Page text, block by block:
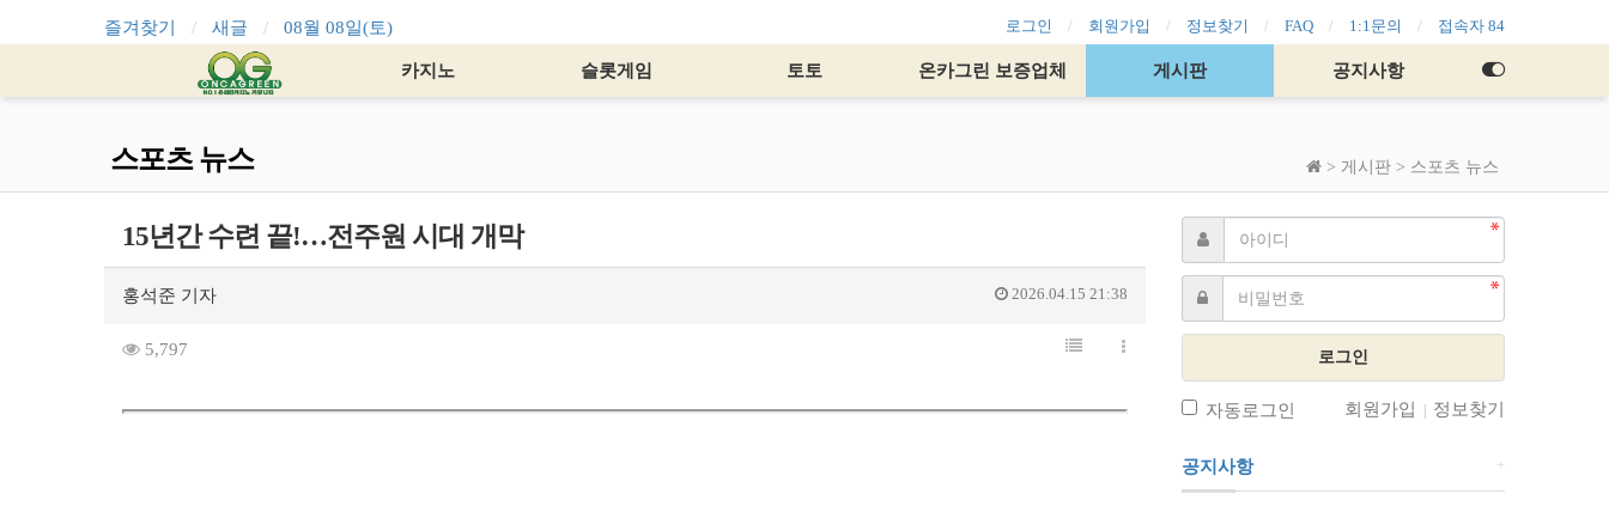
즐겨찾기 새글 08월 08일(토) 로그인 회원가입 정보찾기 FAQ 1:1문의 접속자 84
카지노 슬롯게임 토토 온카그린 보증업체 게시판 공지사항
스포츠 뉴스 > 게시판 > 스포츠 뉴스
15년간 수련 끝!…전주원 시대 개막
홍석준 기자 2026.04.15 21:38
5,797 로그인
자동로그인 회원가입 정보찾기
+
공지사항